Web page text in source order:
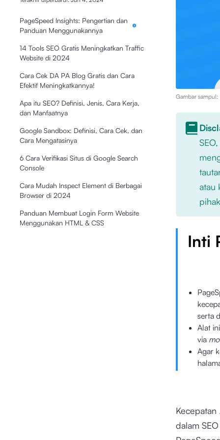
PageSpeed Insights: Pengertian dan
Panduan Menggunakannya
14 Tools SEO Gratis Meningkatkan Traffic
Website di 2024
Cara Cek DA PA Blog Gratis dan Cara
Efektif Meningkatkannya!
Apa itu SEO? Definisi, Jenis, Cara Kerja,
dan Manfaatnya
Google Sandbox: Definisi, Cara Cek, dan
Cara Mengatasinya
6 Cara Verifikasi Situs di Google Search
Console
Cara Mudah Inspect Element di Berbagai
Browser di 2024
Panduan Membuat Login Form Website
Menggunakan HTML & CSS
Gambar
atau
Inti
serta
Alat
via
Agar
Kecepatan
dalam